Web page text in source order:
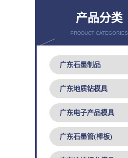
产品分类
PRODUCT CATEGORIES
广东石墨制品
广东地质钻模具
广东电子产品模具
广东石墨管(棒板)